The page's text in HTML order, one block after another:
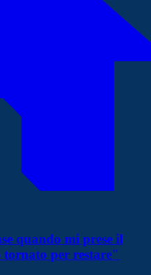
quando mi prese il
per restare"